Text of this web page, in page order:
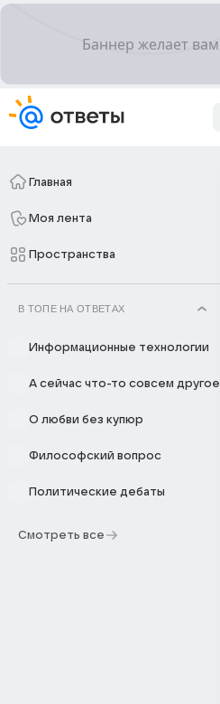
Главная
Моя лента
Пространства
В ТОПЕ НА ОТВЕТАХ
Информационные технологии
А сейчас что-то совсем другое
О любви без купюр
Философский вопрос
Политические дебаты
Смотреть все